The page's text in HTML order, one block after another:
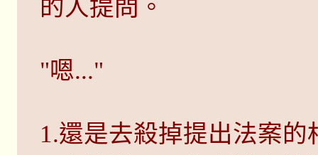
的人提問。
"嗯..."
1.還是去殺掉提出法案的